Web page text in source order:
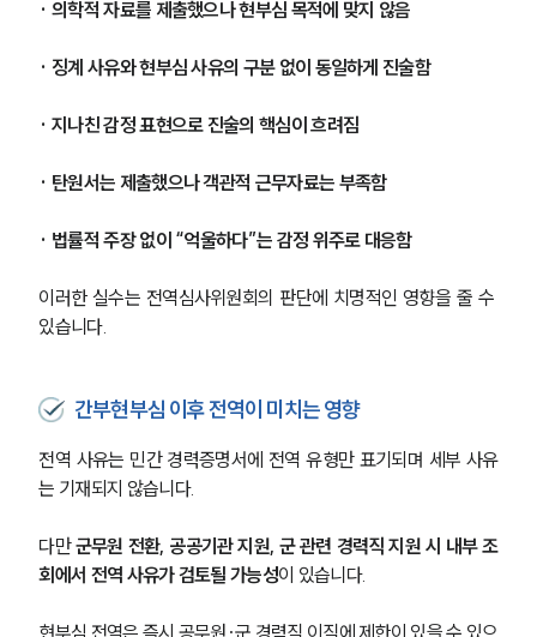
대륜의 강점
글로벌 파트너 로펌
고객의 소리
AI대륜
업무사례
주요 업무사례
고객후기
국방군사그룹 업무
전체
· 의학적 자료를 제출했으나 현부심 목적에 맞지 않음
· 징계 사유와 현부심 사유의 구분 없이 동일하게 진술함
· 지나친 감정 표현으로 진술의 핵심이 흐려짐
· 탄원서는 제출했으나 객관적 근무자료는 부족함
· 법률적 주장 없이 “억울하다”는 감정 위주로 대응함
이러한 실수는 전역심사위원회의 판단에 치명적인 영향을 줄 수
있습니다.
간부현부심 이후 전역이 미치는 영향
전역 사유는 민간 경력증명서에 전역 유형만 표기되며 세부 사유
는 기재되지 않습니다.
다만 군무원 전환, 공공기관 지원, 군 관련 경력직 지원 시 내부 조
회에서 전역 사유가 검토될 가능성이 있습니다.